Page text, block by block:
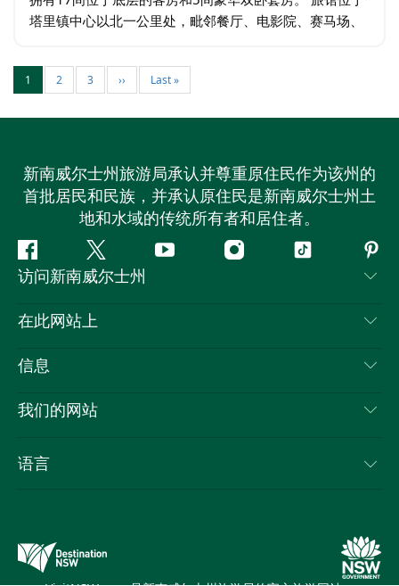
塔里镇中心以北一公里处，毗邻餐厅、电影院、赛马场、
理想下榻之所。
1 2 3 ›› Last »
新南威尔士州旅游局承认并尊重原住民作为该州的
首批居民和民族，并承认原住民是新南威尔士州土
地和水域的传统所有者和居住者。
Facebook叽
叽
喳
YouTube Instagram抖
访问新南威尔士州
联系我们
隐私
Cookie 通知
在此网站上
目的地
新南威尔士州公路旅行
活动
信息
旅行信息
新南威尔士州的商业
我们的网站
新南威尔士州旅游局媒体中心
缤纷悉尼灯光音乐节
语言